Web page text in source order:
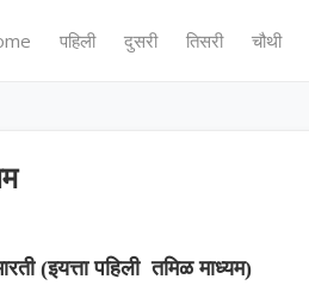
पहिली दुसरी तिसरी चौथी
(इयत्ता पहिली तमिळ माध्यम)